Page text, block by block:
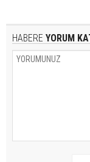
HABERE YORUM